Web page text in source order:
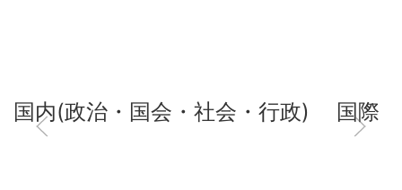
国内(政治・国会・社会・行政) 国際